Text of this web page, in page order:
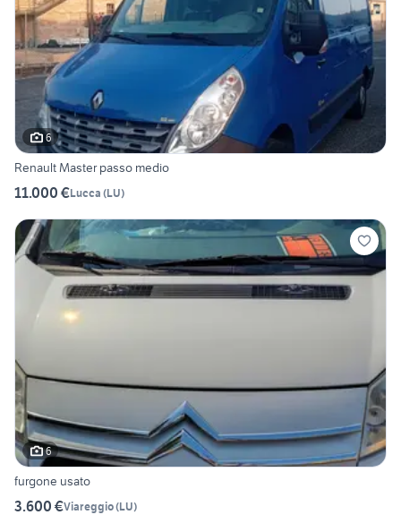
6
Renault Master passo medio
11.000 €Lucca (LU)
6
furgone usato
3.600 €Viareggio(LU)